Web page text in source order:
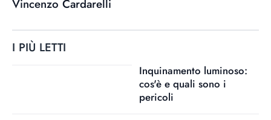
Vincenzo Cardarelli
I PIÙ LETTI
Inquinamento luminoso:
cos'è e quali sono i
pericoli